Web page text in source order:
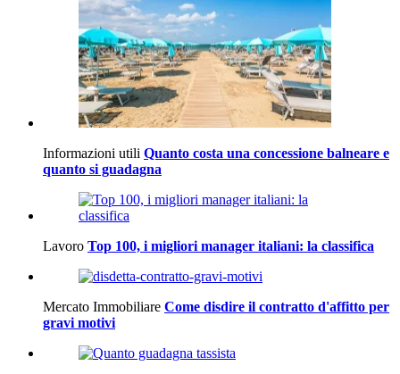
Informazioni utili Quanto costa una concessione balneare e
quanto si guadagna
Lavoro Top 100, i migliori manager italiani: la classifica
Mercato Immobiliare Come disdire il contratto d'affitto per
gravi motivi